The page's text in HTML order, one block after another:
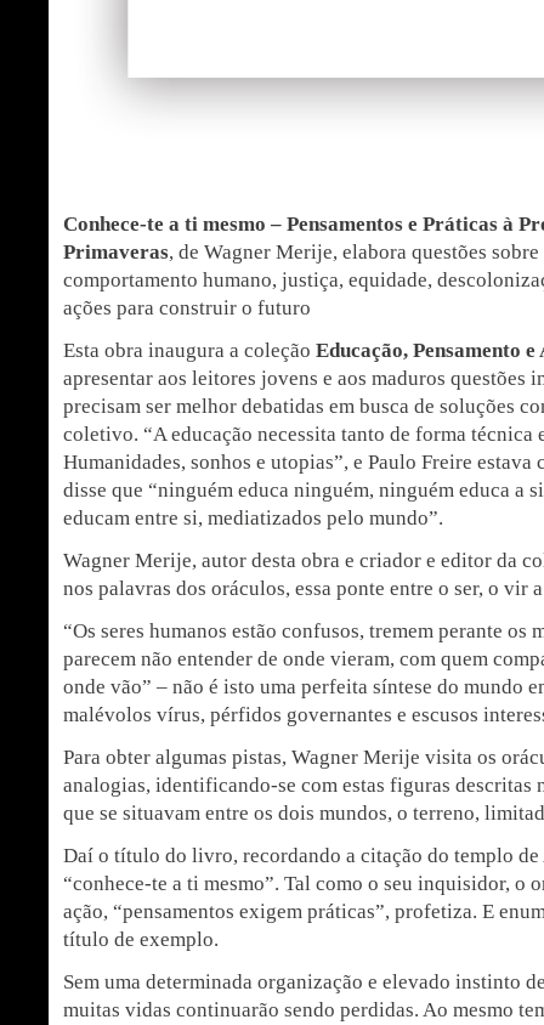
Conhece-te a ti mesmo – Pensamentos e Práticas à
Primaveras, de Wagner Merije, elabora questões sobre
comportamento humano, justiça, equidade,
ações para construir o futuro
Esta obra inaugura a coleção Educação, Pensamento e
apresentar aos leitores jovens e aos maduros questões
precisam ser melhor debatidas em busca de soluções
coletivo. “A educação necessita tanto de forma técnica
Humanidades, sonhos e utopias”, e Paulo Freire estava
disse que “ninguém educa ninguém, ninguém educa a
educam entre si, mediatizados pelo mundo”.
Wagner Merije, autor desta obra e criador e editor da
nos palavras dos oráculos, essa ponte entre o ser, o vir
“Os seres humanos estão confusos, tremem perante os
parecem não entender de onde vieram, com quem
onde vão” – não é isto uma perfeita síntese do mundo
malévolos vírus, pérfidos governantes e escusos
Para obter algumas pistas, Wagner Merije visita os
analogias, identificando-se com estas figuras descritas
que se situavam entre os dois mundos, o terreno,
Daí o título do livro, recordando a citação do templo
“conhece-te a ti mesmo”. Tal como o seu inquisidor, o
ação, “pensamentos exigem práticas”, profetiza. E
título de exemplo.
Sem uma determinada organização e elevado instinto
muitas vidas continuarão sendo perdidas. Ao mesmo